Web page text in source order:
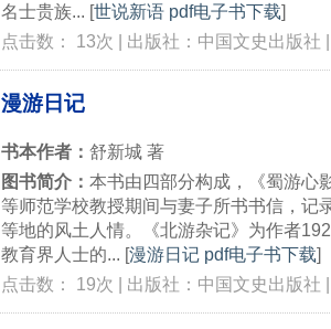
名士贵族... [世说新语 pdf电子书下载]
点击数： 13次 | 出版社：中国文史出版社
漫游日记
书本作者： 舒新城 著
图书简介： 本书由四部分构成，《蜀游心
等师范学校教授期间与妻子所书书信，记
等地的风土人情。《北游杂记》为作者
教育界人士的... [漫游日记 pdf电子书下载]
点击数： 19次 | 出版社：中国文史出版社